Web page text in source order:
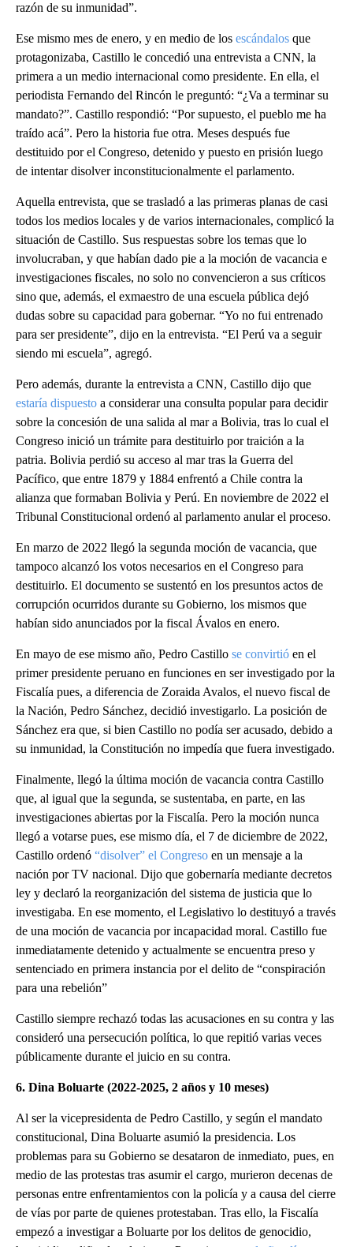
razón de su inmunidad”.
Ese mismo mes de enero, y en medio de los escándalos que
protagonizaba, Castillo le concedió una entrevista a CNN, la
primera a un medio internacional como presidente. En ella, el
periodista Fernando del Rincón le preguntó: “¿Va a terminar su
mandato?”. Castillo respondió: “Por supuesto, el pueblo me ha
traído acá”. Pero la historia fue otra. Meses después fue
destituido por el Congreso, detenido y puesto en prisión luego
de intentar disolver inconstitucionalmente el parlamento.
Aquella entrevista, que se trasladó a las primeras planas de casi
todos los medios locales y de varios internacionales, complicó la
situación de Castillo. Sus respuestas sobre los temas que lo
involucraban, y que habían dado pie a la moción de vacancia e
investigaciones fiscales, no solo no convencieron a sus críticos
sino que, además, el exmaestro de una escuela pública dejó
dudas sobre su capacidad para gobernar. “Yo no fui entrenado
para ser presidente”, dijo en la entrevista. “El Perú va a seguir
siendo mi escuela”, agregó.
Pero además, durante la entrevista a CNN, Castillo dijo que
estaría dispuesto a considerar una consulta popular para decidir
sobre la concesión de una salida al mar a Bolivia, tras lo cual el
Congreso inició un trámite para destituirlo por traición a la
patria. Bolivia perdió su acceso al mar tras la Guerra del
Pacífico, que entre 1879 y 1884 enfrentó a Chile contra la
alianza que formaban Bolivia y Perú. En noviembre de 2022 el
Tribunal Constitucional ordenó al parlamento anular el proceso.
En marzo de 2022 llegó la segunda moción de vacancia, que
tampoco alcanzó los votos necesarios en el Congreso para
destituirlo. El documento se sustentó en los presuntos actos de
corrupción ocurridos durante su Gobierno, los mismos que
habían sido anunciados por la fiscal Ávalos en enero.
En mayo de ese mismo año, Pedro Castillo se convirtió en el
primer presidente peruano en funciones en ser investigado por la
Fiscalía pues, a diferencia de Zoraida Avalos, el nuevo fiscal de
la Nación, Pedro Sánchez, decidió investigarlo. La posición de
Sánchez era que, si bien Castillo no podía ser acusado, debido a
su inmunidad, la Constitución no impedía que fuera investigado.
Finalmente, llegó la última moción de vacancia contra Castillo
que, al igual que la segunda, se sustentaba, en parte, en las
investigaciones abiertas por la Fiscalía. Pero la moción nunca
llegó a votarse pues, ese mismo día, el 7 de diciembre de 2022,
Castillo ordenó “disolver” el Congreso en un mensaje a la
nación por TV nacional. Dijo que gobernaría mediante decretos
ley y declaró la reorganización del sistema de justicia que lo
investigaba. En ese momento, el Legislativo lo destituyó a través
de una moción de vacancia por incapacidad moral. Castillo fue
inmediatamente detenido y actualmente se encuentra preso y
sentenciado en primera instancia por el delito de “conspiración
para una rebelión”
Castillo siempre rechazó todas las acusaciones en su contra y las
consideró una persecución política, lo que repitió varias veces
públicamente durante el juicio en su contra.
6. Dina Boluarte (2022-2025, 2 años y 10 meses)
Al ser la vicepresidenta de Pedro Castillo, y según el mandato
constitucional, Dina Boluarte asumió la presidencia. Los
problemas para su Gobierno se desataron de inmediato, pues, en
medio de las protestas tras asumir el cargo, murieron decenas de
personas entre enfrentamientos con la policía y a causa del cierre
de vías por parte de quienes protestaban. Tras ello, la Fiscalía
empezó a investigar a Boluarte por los delitos de genocidio,